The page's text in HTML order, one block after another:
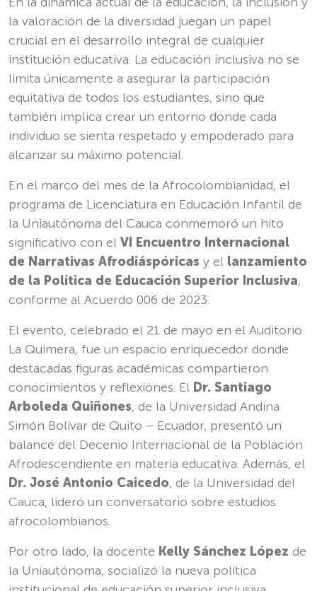
la valoración de la diversidad juegan un papel
crucial en el desarrollo integral de cualquier
institución educativa. La educación inclusiva no se
limita únicamente a asegurar la participación
equitativa de todos los estudiantes, sino que
también implica crear un entorno donde cada
individuo se sienta respetado y empoderado para
alcanzar su máximo potencial.
En el marco del mes de la Afrocolombianidad, el
programa de Licenciatura en Educación Infantil de
la Uniautónoma del Cauca conmemoró un hito
significativo con el VI Encuentro Internacional
de Narrativas Afrodiáspóricas y el lanzamiento
de la Política de Educación Superior Inclusiva,
conforme al Acuerdo 006 de 2023.
El evento, celebrado el 21 de mayo en el Auditorio
La Quimera, fue un espacio enriquecedor donde
destacadas figuras académicas compartieron
conocimientos y reflexiones. El Dr. Santiago
Arboleda Quiñones, de la Universidad Andina
Simón Bolívar de Quito – Ecuador, presentó un
balance del Decenio Internacional de la Población
Afrodescendiente en materia educativa. Además, el
Dr. José Antonio Caicedo, de la Universidad del
Cauca, lideró un conversatorio sobre estudios
afrocolombianos.
Por otro lado, la docente Kelly Sánchez López de
la Uniautónoma, socializó la nueva política